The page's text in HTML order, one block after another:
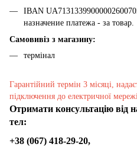
IBAN
назначение платежа - за товар.
Самовивіз з магазину:
термінал
Гарантійний термін 3 місяці,
підключення до електричної мережі.
Отримати консультацію від
тел:
+38 (067) 418-29-20,